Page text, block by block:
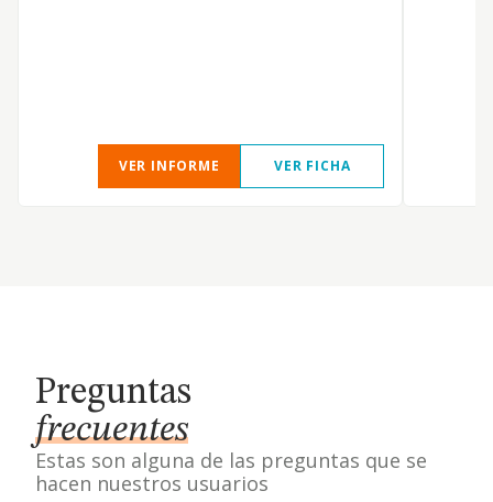
VER INFORME VER FICHA
Preguntas
frecuentes
Estas son alguna de las preguntas que se
hacen nuestros usuarios